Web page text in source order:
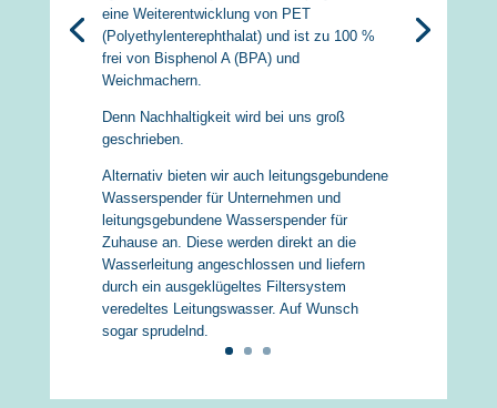
eine Weiterentwicklung von PET
(Polyethylenterephthalat) und ist zu 100 %
frei von Bisphenol A (BPA) und
Weichmachern.
Denn Nachhaltigkeit wird bei uns groß
geschrieben.
Alternativ bieten wir auch leitungsgebundene
Wasserspender für Unternehmen und
leitungsgebundene Wasserspender für
Zuhause an. Diese werden direkt an die
Wasserleitung angeschlossen und liefern
durch ein ausgeklügeltes Filtersystem
veredeltes Leitungswasser. Auf Wunsch
sogar sprudelnd.